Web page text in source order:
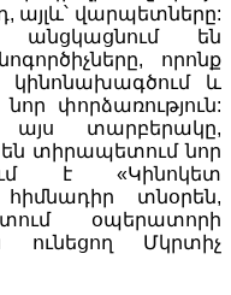
այլև՝ վարպետները:
անցկացնում են
որոնք
կինոնախագծում և
փորձառություն:
այս տարբերակը,
տիրապետում նոր
է «Կինոկետ
հիմնադիր տնօրեն,
օպերատորի
ունեցող Մկրտիչ